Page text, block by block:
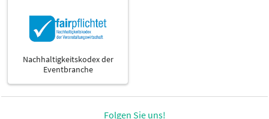
Nachhaltigkeitskodex der
Eventbranche
Folgen Sie uns!